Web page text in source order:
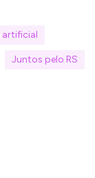
artificial
Juntos pelo RS